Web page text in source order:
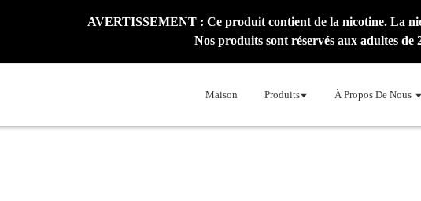
AVERTISSEMENT : Ce produit contient de la nicotine. La
Nos produits sont réservés aux adultes de
Maison Produits À Propos De Nous